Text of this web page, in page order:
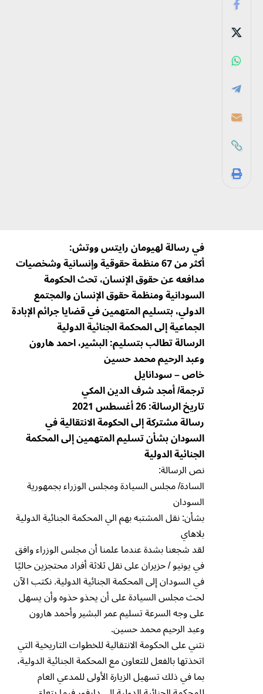
في رسالة لهيومان رايتس ووتش:
أكثر من 67 منظمة حقوقية وإنسانية وشخصيات
مدافعه عن حقوق الإنسان، تحث الحكومة
السودانية ومنظمة حقوق الإنسان والمجتمع
الدولي، بتسليم المتهمين في قضايا جرائم الإبادة
الجماعية إلى المحكمة الجنائية الدولية
الرسالة تطالب بتسليم: البشير، احمد هارون
وعبد الرحيم محمد حسين
خاص – سودانايل
ترجمة/ أمجد شرف الدين المكي
تاريخ الرسالة: 26 أغسطس 2021
رسالة مشتركة إلى الحكومة الانتقالية في
السودان بشأن تسليم المتهمين إلى المحكمة
الجنائية الدولية
نص الرسالة:
السادة/ مجلس السيادة ومجلس الوزراء بجمهورية
السودان
بشأن: نقل المشتبه بهم الي المحكمة الجنائية الدولية
بلاهاي
لقد شجعنا بشدة عندما علمنا أن مجلس الوزراء وافق
في يونيو / حزيران على نقل ثلاثة أفراد محتجزين حاليًا
في السودان إلى المحكمة الجنائية الدولية. نكتب الآن
لحث مجلس السيادة على أن يحذو حذوه وأن يسهل
على وجه السرعة تسليم عمر البشير وأحمد هارون
وعبد الرحيم محمد حسين.
نثني على الحكومة الانتقالية للخطوات التاريخية التي
اتخذتها بالفعل للتعاون مع المحكمة الجنائية الدولية،
بما في ذلك تسهيل الزيارة الأولى للمدعي العام